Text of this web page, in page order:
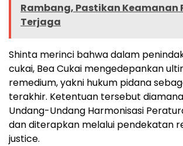
Rambang, Pastikan Keamanan
Terjaga
Shinta merinci bahwa dalam
cukai, Bea Cukai mengedepankan
remedium, yakni hukum pidana
terakhir. Ketentuan tersebut
Undang-Undang Harmonisasi
dan diterapkan melalui pendekatan
justice.